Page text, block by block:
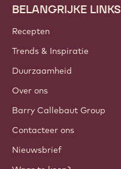
Footer
Callebaut
BELANGRIJKE LINKS
Recepten
Trends & Inspiratie
Duurzaamheid
Over ons
Barry Callebaut Group
Contacteer ons
Nieuwsbrief